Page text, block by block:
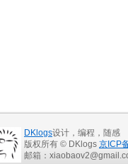
DKlogs设计，编程，随感
版权所有 © DKlogs 京ICP
邮箱：